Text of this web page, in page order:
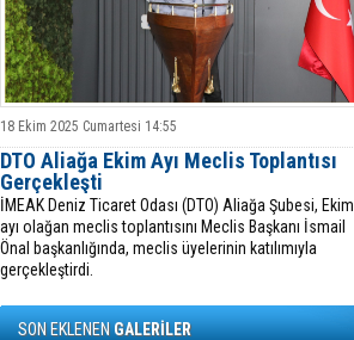
18 Ekim 2025 Cumartesi 14:55
DTO Aliağa Ekim Ayı Meclis Toplantısı
Gerçekleşti
İMEAK Deniz Ticaret Odası (DTO) Aliağa Şubesi, Ekim
ayı olağan meclis toplantısını Meclis Başkanı İsmail
Önal başkanlığında, meclis üyelerinin katılımıyla
gerçekleştirdi.
SON EKLENENGALERİLER